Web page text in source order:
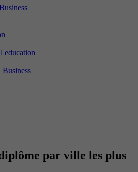
education
par ville les plus